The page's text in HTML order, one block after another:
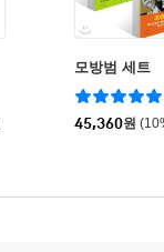
모방범 세트
45,360원